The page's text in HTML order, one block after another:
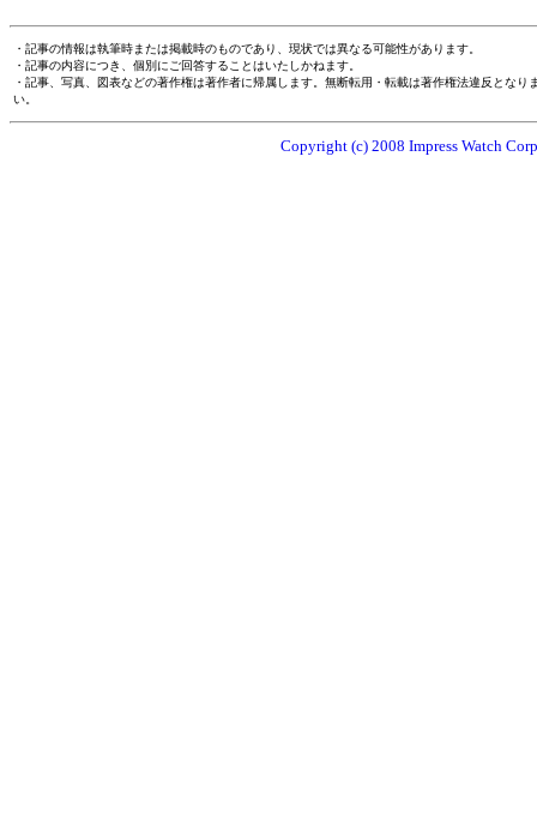
・記事の情報は執筆時または掲載時のものであり、現状では異なる可能性があります。
・記事の内容につき、個別にご回答することはいたしかねます。
・記事、写真、図表などの著作権は著作者に帰属します。無断転用・転載は著作権法違反とな
い。
Copyright (c) 2008 Impress Watch